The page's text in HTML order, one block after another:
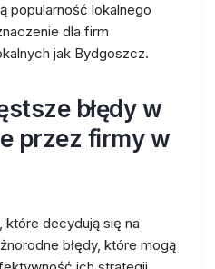
popularność lokalnego
dla firm
jak Bydgoszcz.
błędy w
przez firmy w
decydują się na
błędy, które mogą